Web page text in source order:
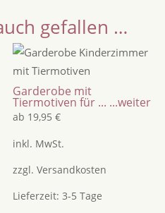
gefallen …
Garderobe mit
Tiermotiven für ... ...weiter
ab 19,95€
inkl. MwSt.
zzgl.Versandkosten
Lieferzeit:3-5 Tage